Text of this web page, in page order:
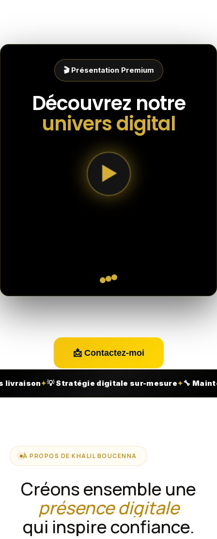
🎬 Présentation Premium
Découvrez notre
univers digital
▶
📩 Contactez-moi
sur-mesure✦🔧 Maintenance incluse✦🎨
À PROPOS DE KHALIL BOUCENNA
Créons ensemble une
présence digitale
qui inspire confiance.